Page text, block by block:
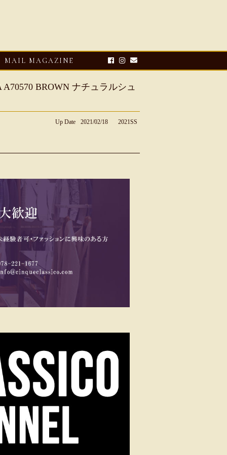
MAIL MAGAZINE
BROWN ナチュラルシュ
Up Date 2021/02/18 2021SS
UP
ーニ】ク
ンダル
2026・08・03
ープントゥミュール レザーサン
ダル